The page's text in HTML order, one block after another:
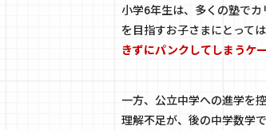
小学6年生は、多くの塾で
を目指すお子さまにとって
きずにパンクしてしまうケ
一方、公立中学への進学を
理解不足が、後の中学数学